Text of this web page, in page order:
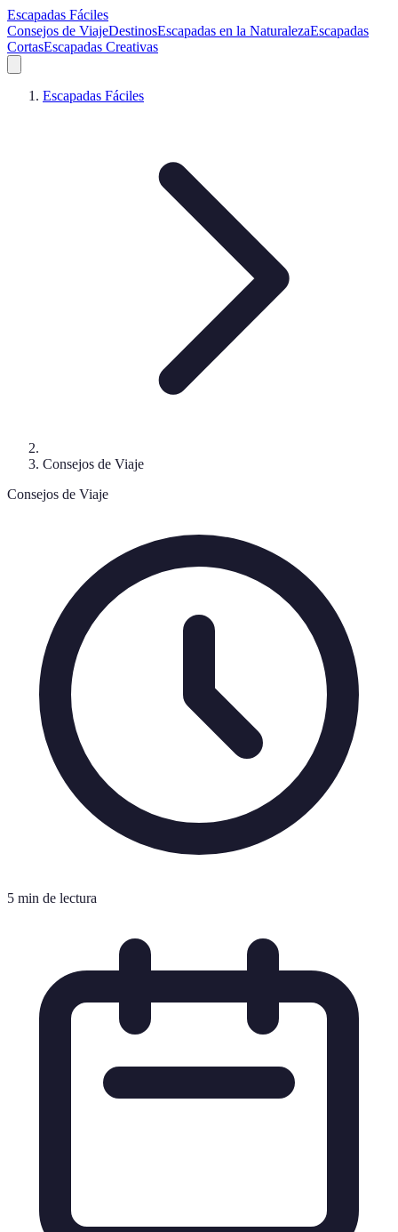
Escapadas Fáciles
Consejos de ViajeDestinosEscapadas en la NaturalezaEscapadas
CortasEscapadas Creativas
Escapadas Fáciles
Consejos de Viaje
Consejos de Viaje
5 min de lectura